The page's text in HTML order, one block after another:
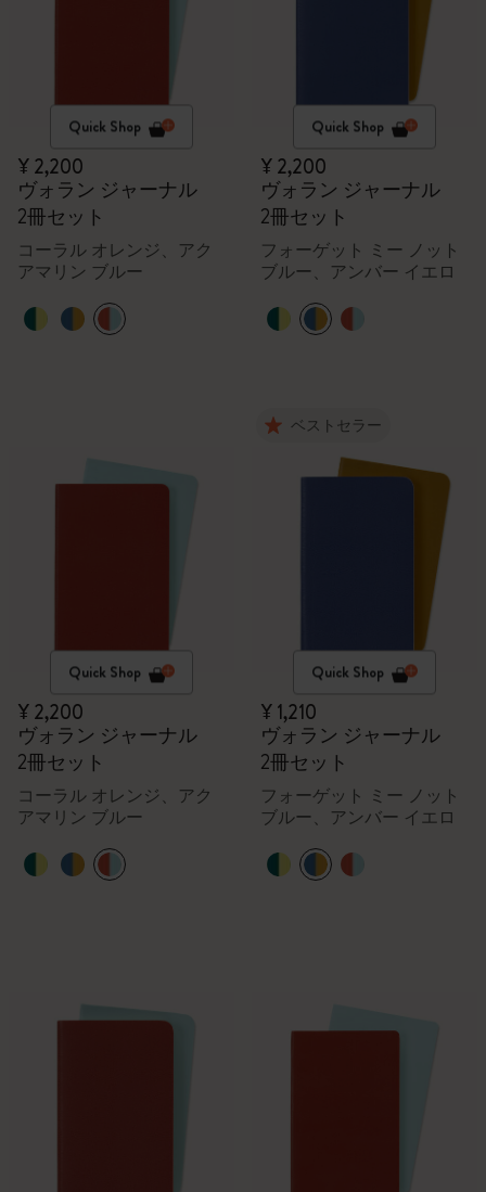
Quick Shop
¥ 2,200
ヴォラン ジャーナル
2冊セット
コーラル オレンジ、アク
アマリン ブルー
Quick Shop
¥ 2,200
ヴォラン ジャーナル
2冊セット
フォーゲット ミー ノット
ブルー、アンバー イエロ
Quick Shop
¥ 2,200
ヴォラン ジャーナル
2冊セット
コーラル オレンジ、アク
アマリン ブルー
ベストセラー
Quick Shop
¥ 1,210
ヴォラン ジャーナル
2冊セット
フォーゲット ミー ノット
ブルー、アンバー イエロ